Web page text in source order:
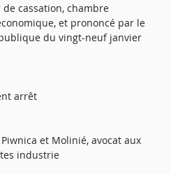
cassation, chambre
et prononcé par le
du vingt-neuf janvier
arrêt
et Molinié, avocat aux
industrie